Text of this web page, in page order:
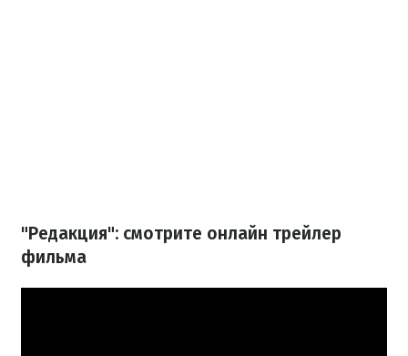
"Редакция": смотрите онлайн трейлер
фильма